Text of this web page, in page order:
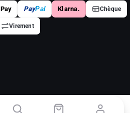
Pay PayPal Klarna. Chèque
Virement